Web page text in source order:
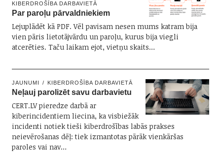
KIBERDROŠĪBA DARBAVIETĀ
Par paroļu pārvaldniekiem
Lejuplādēt kā PDF. Vēl pavisam nesen mums katram bija
vien pāris lietotājvārdu un paroļu, kurus bija viegli
atcerēties. Taču laikam ejot, vietņu skaits…
JAUNUMI KIBERDROŠĪBA DARBAVIETĀ
Neļauj parolizēt savu darbavietu
CERT.LV pieredze darbā ar
kiberincidentiem liecina, ka visbiežāk
incidenti notiek tieši kiberdrošības labās prakses
neievērošanas dēļ: tiek izmantotas pārāk vienkāršas
paroles vai nav…